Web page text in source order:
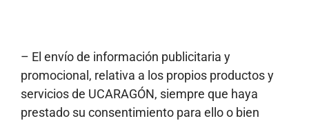
– El envío de información publicitaria y
promocional, relativa a los propios productos y
servicios de UCARAGÓN, siempre que haya
prestado su consentimiento para ello o bien